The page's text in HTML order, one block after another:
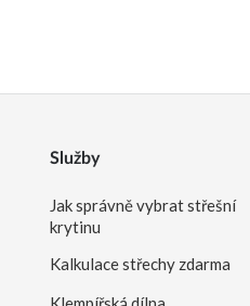
Služby
Jak správně vybrat střešní
krytinu
Kalkulace střechy zdarma